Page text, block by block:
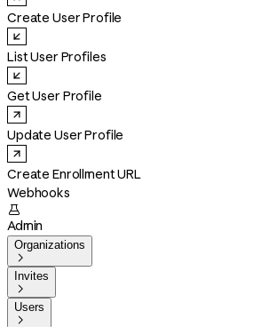
Create User Profile
List User Profiles
Get User Profile
Update User Profile
Create Enrollment URL
Webhooks

Admin
Organizations

Invites

Users
